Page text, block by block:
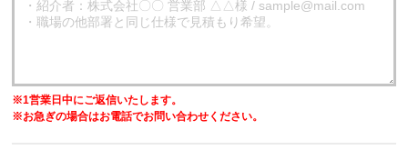
※1営業日中にご返信いたします。
※お急ぎの場合はお電話でお問い合わせください。